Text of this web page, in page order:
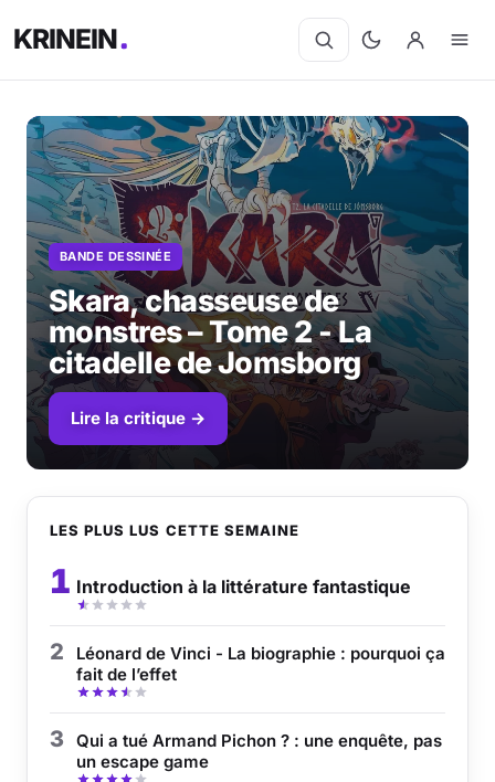
KRINEIN
BANDE DESSINÉE
Skara, chasseuse de
monstres – Tome 2 - La
citadelle de Jomsborg
Lire la critique →
LES PLUS LUS CETTE SEMAINE
1 Introduction à la littérature fantastique
2
Léonard de Vinci - La biographie : pourquoi ça
fait de l’effet
3
Qui a tué Armand Pichon ? : une enquête, pas
un escape game